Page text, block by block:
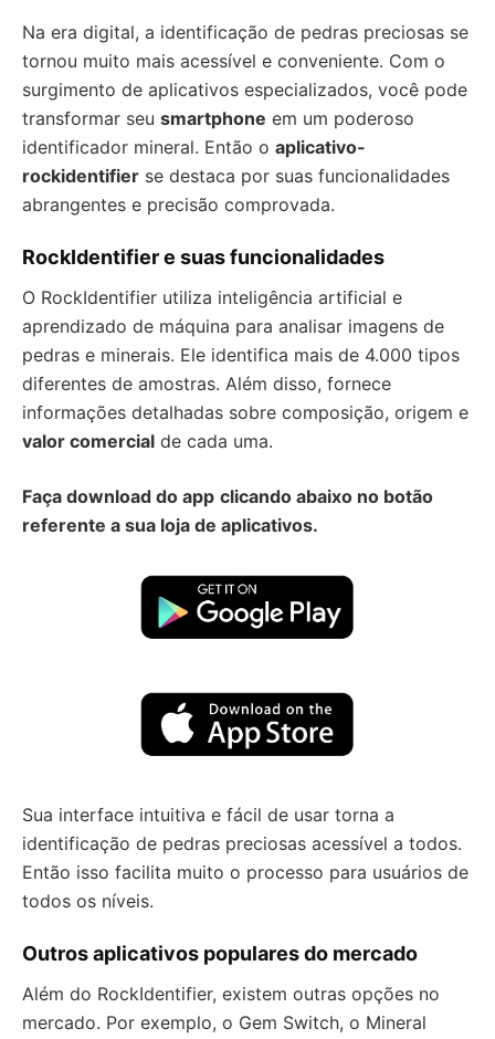
Na era digital, a identificação de pedras preciosas se
tornou muito mais acessível e conveniente. Com o
surgimento de aplicativos especializados, você pode
transformar seu smartphone em um poderoso
identificador mineral. Então o aplicativo-
rockidentifier se destaca por suas funcionalidades
abrangentes e precisão comprovada.
RockIdentifier e suas funcionalidades
O RockIdentifier utiliza inteligência artificial e
aprendizado de máquina para analisar imagens de
pedras e minerais. Ele identifica mais de 4.000 tipos
diferentes de amostras. Além disso, fornece
informações detalhadas sobre composição, origem e
valor comercial de cada uma.
Faça download do app clicando abaixo no botão
referente a sua loja de aplicativos.
Sua interface intuitiva e fácil de usar torna a
identificação de pedras preciosas acessível a todos.
Então isso facilita muito o processo para usuários de
todos os níveis.
Outros aplicativos populares do mercado
Além do RockIdentifier, existem outras opções no
mercado. Por exemplo, o Gem Switch, o Mineral